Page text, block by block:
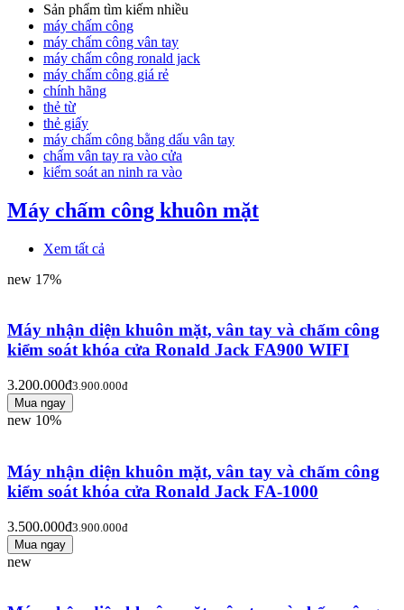
Sản phẩm tìm kiếm nhiều
máy chấm công
máy chấm công vân tay
máy chấm công ronald jack
máy chấm công giá rẻ
chính hãng
thẻ từ
thẻ giấy
máy chấm công bằng dấu vân tay
chấm vân tay ra vào cửa
kiểm soát an ninh ra vào
Máy chấm công khuôn mặt
Xem tất cả
new 17%
Máy nhận diện khuôn mặt, vân tay và chấm công
kiểm soát khóa cửa Ronald Jack FA900 WIFI
3.200.000đ3.900.000đ
new 10%
Máy nhận diện khuôn mặt, vân tay và chấm công
kiểm soát khóa cửa Ronald Jack FA-1000
3.500.000đ3.900.000đ
new